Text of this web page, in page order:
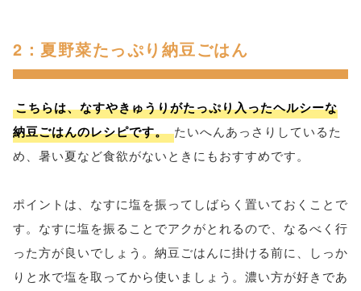
2：夏野菜たっぷり納豆ごはん
こちらは、なすやきゅうりがたっぷり入ったヘルシーな
納豆ごはんのレシピです。たいへんあっさりしているた
め、暑い夏など食欲がないときにもおすすめです。
ポイントは、なすに塩を振ってしばらく置いておくことで
す。なすに塩を振ることでアクがとれるので、なるべく行
った方が良いでしょう。納豆ごはんに掛ける前に、しっか
りと水で塩を取ってから使いましょう。濃い方が好きであ